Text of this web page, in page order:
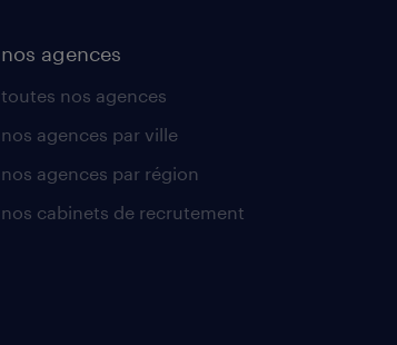
nos agences
toutes nos agences
nos agences par ville
nos agences par région
nos cabinets de recrutement